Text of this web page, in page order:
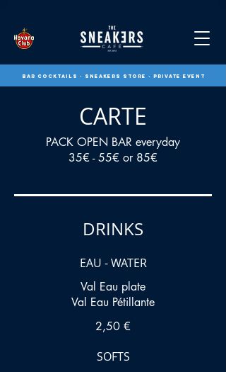
BAR COCKTAILS - SNEAKERS STORE - private event
CARTE
PACK OPEN BAR everyday
DRINKS
EAU - WATER
Val Eau plate
Val Eau Pétillante
2,50 €
SOFTS